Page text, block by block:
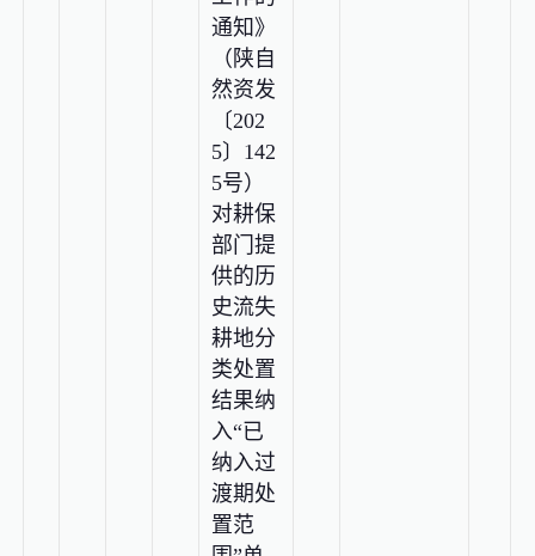
通知》
（陕自
然资发
〔202
5〕142
5号）
对耕保
部门提
供的历
史流失
耕地分
类处置
结果纳
入“已
纳入过
渡期处
置范